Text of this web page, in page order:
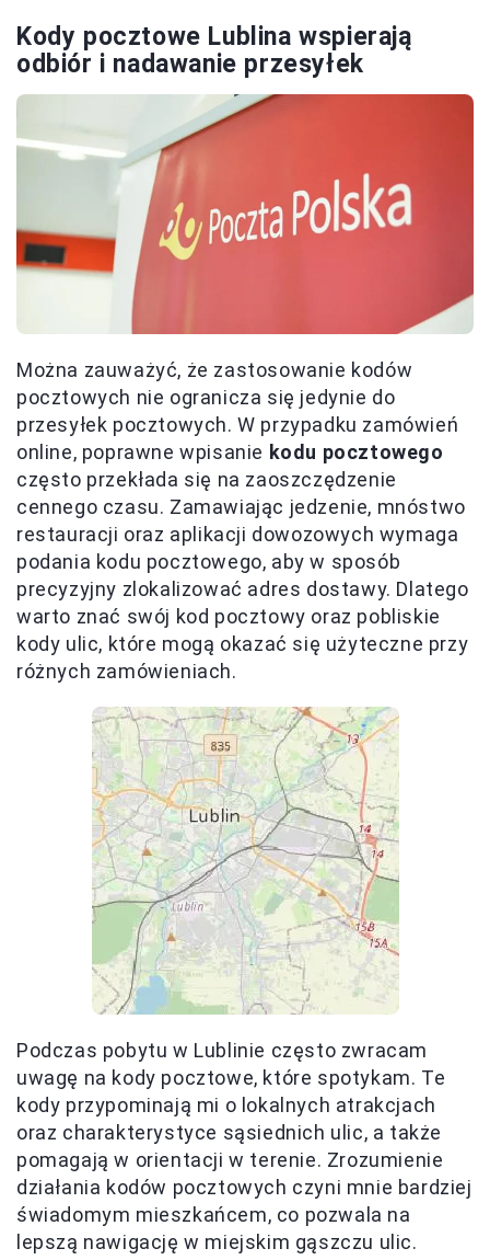
Kody pocztowe Lublina wspierają
odbiór i nadawanie przesyłek
Można zauważyć, że zastosowanie kodów
pocztowych nie ogranicza się jedynie do
przesyłek pocztowych. W przypadku zamówień
online, poprawne wpisanie kodu pocztowego
często przekłada się na zaoszczędzenie
cennego czasu. Zamawiając jedzenie, mnóstwo
restauracji oraz aplikacji dowozowych wymaga
podania kodu pocztowego, aby w sposób
precyzyjny zlokalizować adres dostawy. Dlatego
warto znać swój kod pocztowy oraz pobliskie
kody ulic, które mogą okazać się użyteczne przy
różnych zamówieniach.
Podczas pobytu w Lublinie często zwracam
uwagę na kody pocztowe, które spotykam. Te
kody przypominają mi o lokalnych atrakcjach
oraz charakterystyce sąsiednich ulic, a także
pomagają w orientacji w terenie. Zrozumienie
działania kodów pocztowych czyni mnie bardziej
świadomym mieszkańcem, co pozwala na
lepszą nawigację w miejskim gąszczu ulic.